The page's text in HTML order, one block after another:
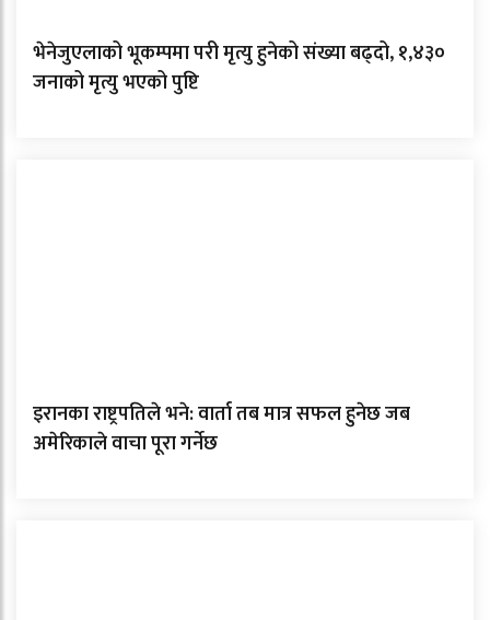
भेनेजुएलाको भूकम्पमा परी मृत्यु हुनेको संख्या बढ्दो, १,४३०
जनाको मृत्यु भएको पुष्टि
इरानका राष्ट्रपतिले भने: वार्ता तब मात्र सफल हुनेछ जब
अमेरिकाले वाचा पूरा गर्नेछ